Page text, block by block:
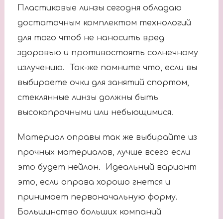
Пластиковые линзы сегодня обладаю
достаточным комплектом технологий
для того чтоб не наносить вред
здоровью и противостоять солнечному
излучению. Так-же помните что, если вы
выбираете очки для занятий спортом,
стеклянные линзы должны быть
высокопрочными или небьющимися.
Материал оправы так же выбирайте из
прочных материалов, лучше всего если
это будет нейлон. Идеальный вариант
это, если оправа хорошо гнется и
принимает первоначальную форму.
Большинство больших компаний